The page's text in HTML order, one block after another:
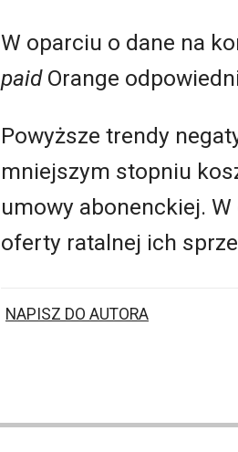
W oparciu o dane na
paidOrange
Powyższe trendy
mniejszym stopniu
umowy abonenckiej.
oferty ratalnej ich
NAPISZ DO AUTORA